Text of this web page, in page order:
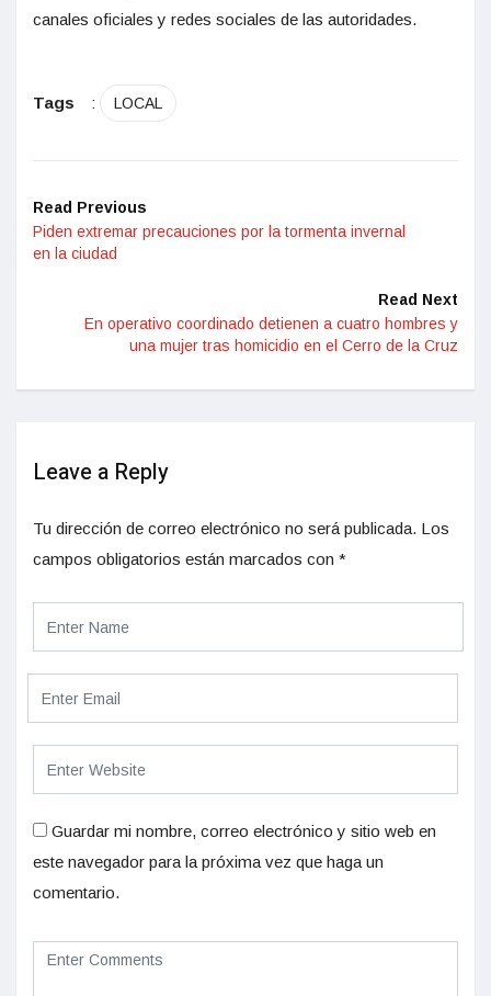
canales oficiales y redes sociales de las autoridades.
Tags : LOCAL
Read Previous
Piden extremar precauciones por la tormenta invernal
en la ciudad
Read Next
En operativo coordinado detienen a cuatro hombres y
una mujer tras homicidio en el Cerro de la Cruz
Leave a Reply
Tu dirección de correo electrónico no será publicada. Los
campos obligatorios están marcados con *
Guardar mi nombre, correo electrónico y sitio web en
este navegador para la próxima vez que haga un
comentario.